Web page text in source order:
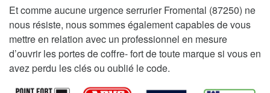
Et comme aucune urgence serrurier Fromental (87250) ne
nous résiste, nous sommes également capables de vous
mettre en relation avec un professionnel en mesure
d’ouvrir les portes de coffre- fort de toute marque si vous en
avez perdu les clés ou oublié le code.